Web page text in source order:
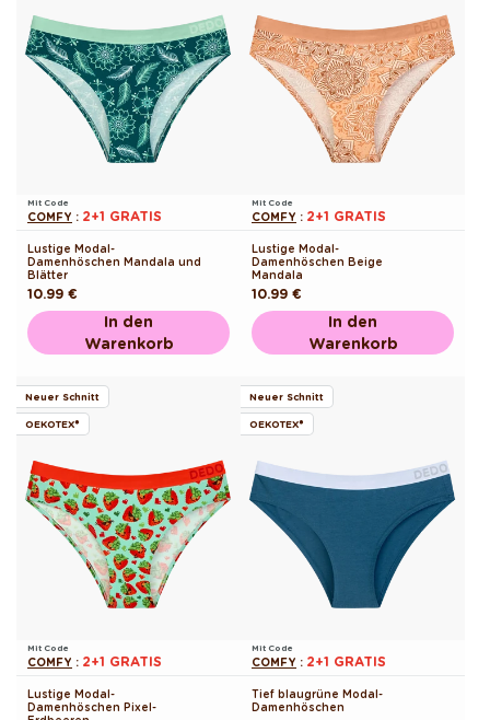
Mit Code
COMFY : 2+1 GRATIS
Lustige Modal-
Damenhöschen Mandala und
Blätter
Normaler
Preis
10.99 €
In den
Warenkorb
Mit Code
COMFY : 2+1 GRATIS
Lustige Modal-
Damenhöschen Beige
Mandala
Normaler
Preis
10.99 €
In den
Warenkorb
Neuer Schnitt
OEKOTEX®
Mit Code
COMFY : 2+1 GRATIS
Lustige Modal-
Damenhöschen Pixel-
Neuer Schnitt
OEKOTEX®
Mit Code
COMFY : 2+1 GRATIS
Tief blaugrüne Modal-
Damenhöschen